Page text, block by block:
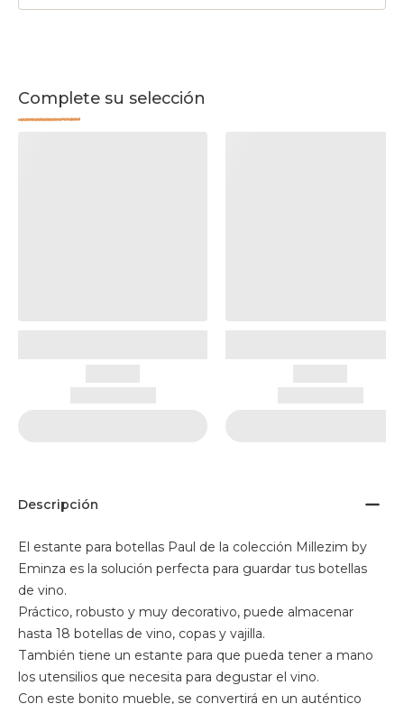
Complete su selección
Descripción
El estante para botellas Paul de la colección Millezim by
Eminza es la solución perfecta para guardar tus botellas
de vino.
Práctico, robusto y muy decorativo, puede almacenar
hasta 18 botellas de vino, copas y vajilla.
También tiene un estante para que pueda tener a mano
los utensilios que necesita para degustar el vino.
Con este bonito mueble, se convertirá en un auténtico